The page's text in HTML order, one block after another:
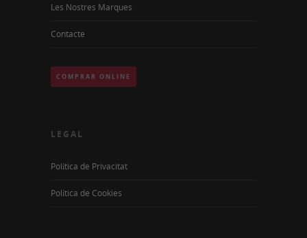
Les Nostres Marques
Contacte
COMPRAR ONLINE
LEGAL
Política de Privacitat
Política de Cookies